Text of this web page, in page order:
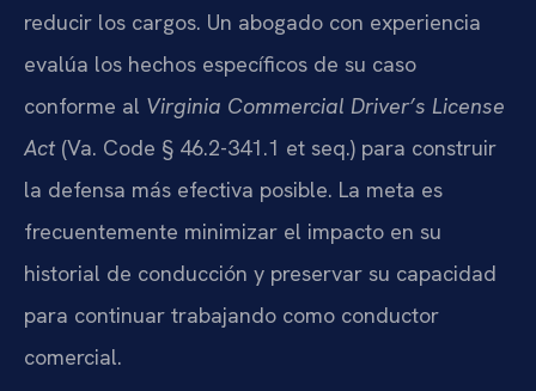
reducir los cargos. Un abogado con experiencia
evalúa los hechos específicos de su caso
conforme al Virginia Commercial Driver’s License
Act(Va. Code § 46.2-341.1 et seq.) para construir
la defensa más efectiva posible. La meta es
frecuentemente minimizar el impacto en su
historial de conducción y preservar su capacidad
para continuar trabajando como conductor
comercial.